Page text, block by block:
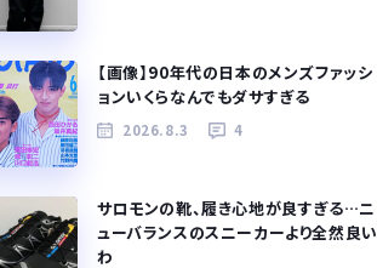
【画像】90年代の日本のメンズファッシ
ョンいくらなんでもダサすぎる
2026.8.3 4
サロモンの靴、履き心地が良すぎる…ニ
ューバランスのスニーカーより全然良い
わ